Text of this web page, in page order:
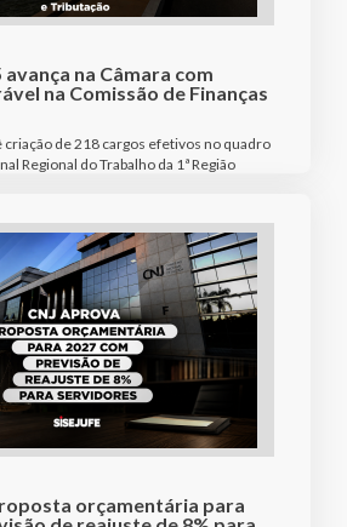
avança na Câmara com
na Comissão de Finanças
de 218 cargos efetivos no quadro
Regional do Trabalho da 1ª Região
orçamentária para